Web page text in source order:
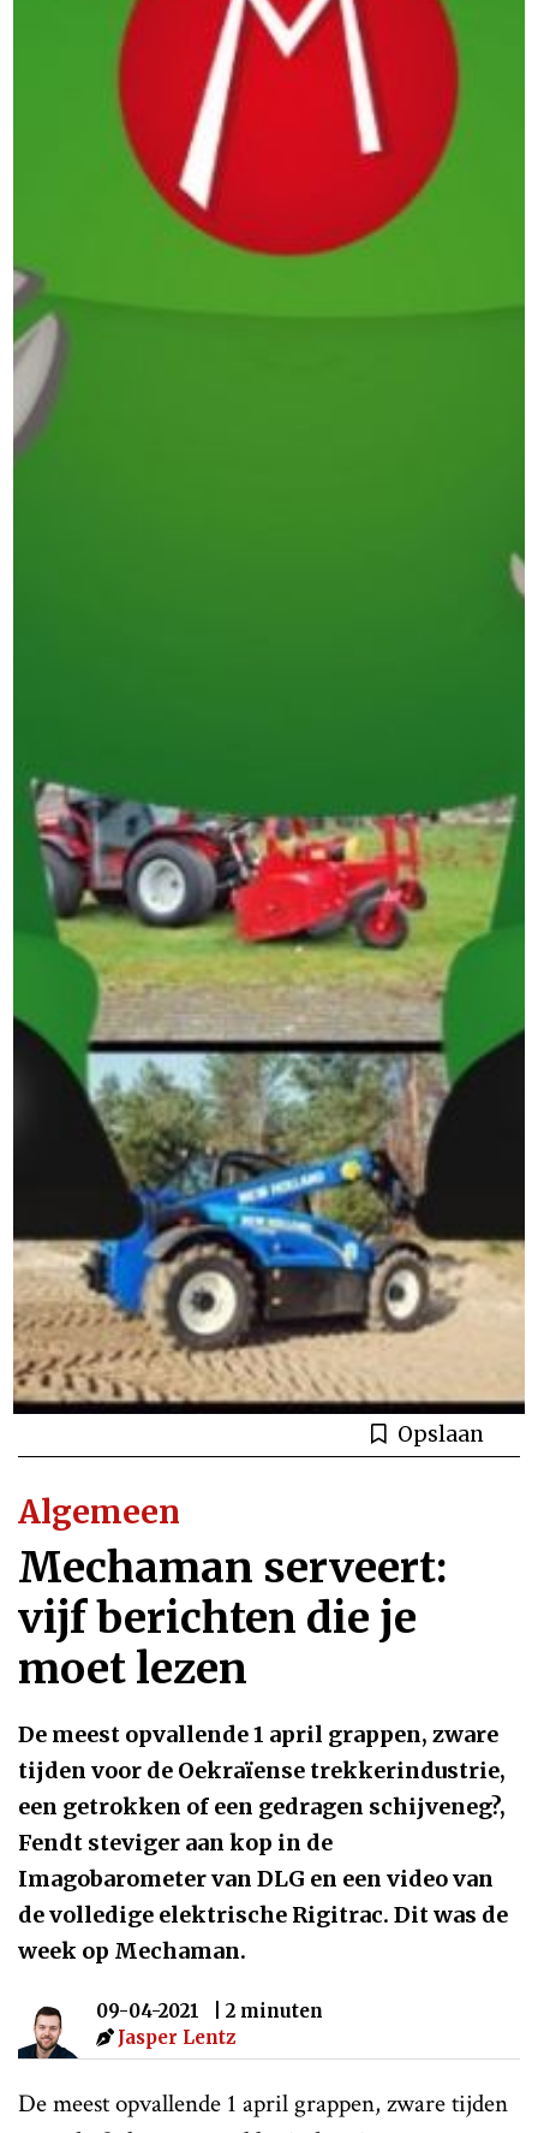
Opslaan
Algemeen
Mechaman serveert:
vijf berichten die je
moet lezen
De meest opvallende 1 april grappen, zware
tijden voor de Oekraïense trekkerindustrie,
een getrokken of een gedragen schijveneg?,
Fendt steviger aan kop in de
Imagobarometer van DLG en een video van
de volledige elektrische Rigitrac. Dit was de
week op Mechaman.
09-04-2021
| 2 minuten
Jasper Lentz
De meest opvallende 1 april grappen, zware tijden